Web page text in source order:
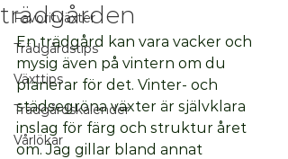
Favoritväxter
Trädgårdstips
Växttips
Trädgårdskalender
Vårlökar
trädgården
En trädgård kan vara vacker och
mysig även på vintern om du
planerar för det. Vinter- och
städsegröna växter är självklara
inslag för färg och struktur året
om. Jag gillar bland annat